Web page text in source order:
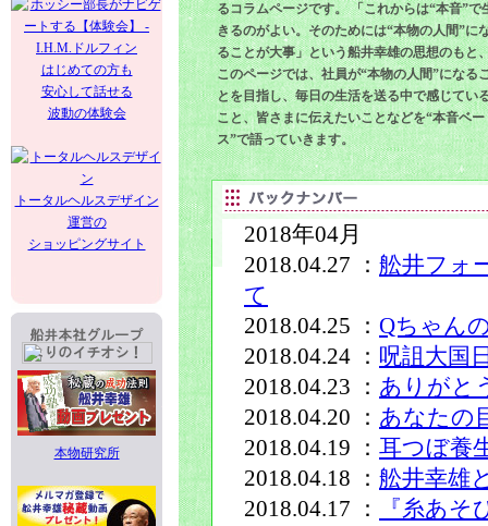
はじめての方も
安心して話せる
波動の体験会
トータルヘルスデザイン
運営の
ショッピングサイト
本物研究所
るコラムページです。 「これからは“本音”で
きるのがよい。そのためには“本物の人間”に
ることが大事」という船井幸雄の思想のもと
このページでは、社員が“本物の人間”になる
とを目指し、毎日の生活を送る中で感じてい
こと、皆さまに伝えたいことなどを“本音ベー
ス”で語っていきます。
2018年04月
2018.04.27 ： 舩井フォ
て
2018.04.25 ： Qちゃん
2018.04.24 ： 呪詛大国
2018.04.23 ： ありがと
2018.04.20 ： あなたの
2018.04.19 ： 耳つぼ養
2018.04.18 ： 舩井幸雄
2018.04.17 ：
『糸あそ